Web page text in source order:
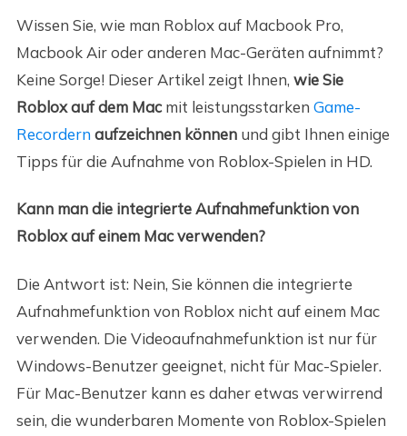
Wissen Sie, wie man Roblox auf Macbook Pro,
Macbook Air oder anderen Mac-Geräten aufnimmt?
Keine Sorge! Dieser Artikel zeigt Ihnen, wie Sie
Roblox auf dem Macmit leistungsstarken Game-
Recordernaufzeichnen könnenund gibt Ihnen einige
Tipps für die Aufnahme von Roblox-Spielen in HD.
Kann man die integrierte Aufnahmefunktion von
Roblox auf einem Mac verwenden?
Die Antwort ist: Nein, Sie können die integrierte
Aufnahmefunktion von Roblox nicht auf einem Mac
verwenden. Die Videoaufnahmefunktion ist nur für
Windows-Benutzer geeignet, nicht für Mac-Spieler.
Für Mac-Benutzer kann es daher etwas verwirrend
sein, die wunderbaren Momente von Roblox-Spielen